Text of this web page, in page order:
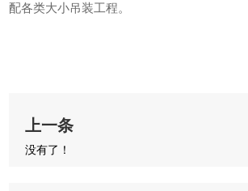
配各类大小吊装工程。
上一条
没有了！